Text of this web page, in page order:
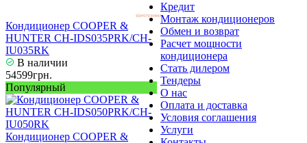
Кондиционер COOPER &
HUNTER CH-IDS035PRK/CH-
IU035RK
В наличии
54599грн.
Популярный
Кондиционер COOPER &
Кредит
Монтаж кондиционеров
Обмен и возврат
Расчет мощности
кондиционера
Стать дилером
Тендеры
О нас
Оплата и доставка
Условия соглашения
Услуги